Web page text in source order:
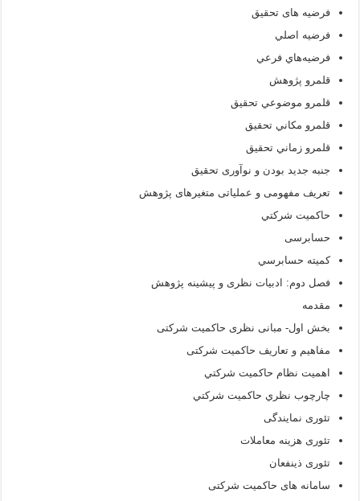
فرضیه های تحقیق
فرضيه اصلي
فرضيه‌هاي فرعي
قلمرو پژوهش
قلمرو موضوعي تحقيق
قلمرو مكاني تحقيق
قلمرو زماني تحقيق
جنبه جدید بودن و نوآوری تحقیق
تعريف مفهومی ‌و عملیاتی متغیرهای پژوهش
حاکميت شرکتي
حسابرسی
كميته حسابرسي
فصل دوم: ادبیات نظری و پیشینه پژوهش
مقدمه
بخش اول- مبانی نظری حاکمیت شرکتی
مفاهیم و تعاریف حاکمیت شرکتی
اهميت نظام حاکميت شرکتي
چارچوب نظري حاکميت شرکتي
تئوری نمایندگی
تئوری هزینه معاملات
تئوری ذینفعان
سامانه های حاکمیت شرکتی